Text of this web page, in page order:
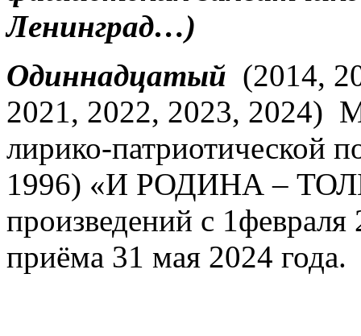
Ленинград…)
Одиннадцатый (2014,
2021, 2022, 2023, 2024)
лирико-патриотической
1996) «И РОДИНА –
произведений с
приёма 31 мая 2024 года.